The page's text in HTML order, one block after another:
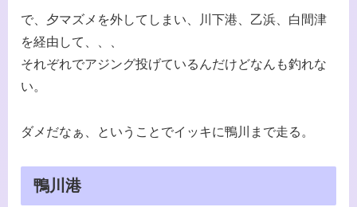
で、夕マズメを外してしまい、川下港、乙浜、白間津
を経由して、、、
それぞれでアジング投げているんだけどなんも釣れな
い。
ダメだなぁ、ということでイッキに鴨川まで走る。
鴨川港